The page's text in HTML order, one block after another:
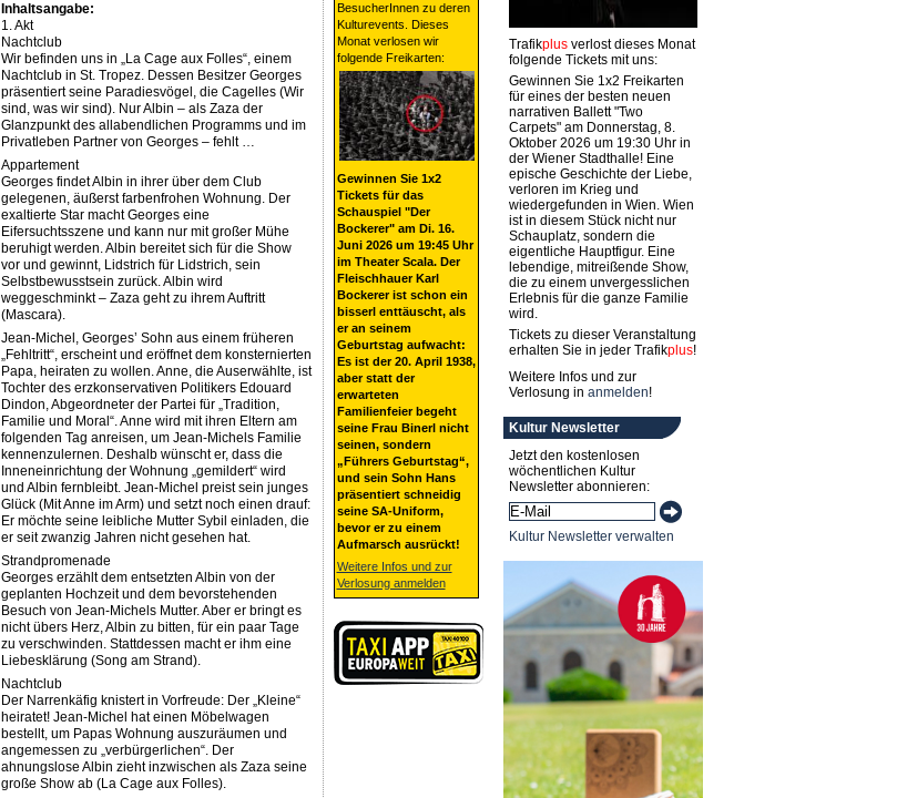
Inhaltsangabe:
1. Akt
Nachtclub
Wir befinden uns in „La Cage aux Folles“, einem
Nachtclub in St. Tropez. Dessen Besitzer Georges
präsentiert seine Paradiesvögel, die Cagelles (Wir
sind, was wir sind). Nur Albin – als Zaza der
Glanzpunkt des allabendlichen Programms und im
Privatleben Partner von Georges – fehlt …
Appartement
Georges findet Albin in ihrer über dem Club
gelegenen, äußerst farbenfrohen Wohnung. Der
exaltierte Star macht Georges eine
Eifersuchtsszene und kann nur mit großer Mühe
beruhigt werden. Albin bereitet sich für die Show
vor und gewinnt, Lidstrich für Lidstrich, sein
Selbstbewusstsein zurück. Albin wird
weggeschminkt – Zaza geht zu ihrem Auftritt
(Mascara).
Jean-Michel, Georges’ Sohn aus einem früheren
„Fehltritt“, erscheint und eröffnet dem konsternierten
Papa, heiraten zu wollen. Anne, die Auserwählte, ist
Tochter des erzkonservativen Politikers Edouard
Dindon, Abgeordneter der Partei für „Tradition,
Familie und Moral“. Anne wird mit ihren Eltern am
folgenden Tag anreisen, um Jean-Michels Familie
kennenzulernen. Deshalb wünscht er, dass die
Inneneinrichtung der Wohnung „gemildert“ wird
und Albin fernbleibt. Jean-Michel preist sein junges
Glück (Mit Anne im Arm) und setzt noch einen drauf:
Er möchte seine leibliche Mutter Sybil einladen, die
er seit zwanzig Jahren nicht gesehen hat.
Strandpromenade
Georges erzählt dem entsetzten Albin von der
geplanten Hochzeit und dem bevorstehenden
Besuch von Jean-Michels Mutter. Aber er bringt es
nicht übers Herz, Albin zu bitten, für ein paar Tage
zu verschwinden. Stattdessen macht er ihm eine
Liebesklärung (Song am Strand).
Nachtclub
Der Narrenkäfig knistert in Vorfreude: Der „Kleine“
heiratet! Jean-Michel hat einen Möbelwagen
bestellt, um Papas Wohnung auszuräumen und
angemessen zu „verbürgerlichen“. Der
ahnungslose Albin zieht inzwischen als Zaza seine
große Show ab (La Cage aux Folles).
BesucherInnen zu deren
Kulturevents. Dieses
Monat verlosen wir
folgende Freikarten:
Gewinnen Sie 1x2
Tickets für das
Schauspiel "Der
Bockerer" am Di. 16.
Juni 2026 um 19:45 Uhr
im Theater Scala. Der
Fleischhauer Karl
Bockerer ist schon ein
bisserl enttäuscht, als
er an seinem
Geburtstag aufwacht:
Es ist der 20. April 1938,
aber statt der
erwarteten
Familienfeier begeht
seine Frau Binerl nicht
seinen, sondern
„Führers Geburtstag“,
und sein Sohn Hans
präsentiert schneidig
seine SA-Uniform,
bevor er zu einem
Aufmarsch ausrückt!
Weitere Infos und zur
Verlosung anmelden
Trafikplusverlost dieses Monat
folgende Tickets mit uns:
Gewinnen Sie 1x2 Freikarten
für eines der besten neuen
narrativen Ballett "Two
Carpets" am Donnerstag, 8.
Oktober 2026 um 19:30 Uhr in
der Wiener Stadthalle! Eine
epische Geschichte der Liebe,
verloren im Krieg und
wiedergefunden in Wien. Wien
ist in diesem Stück nicht nur
Schauplatz, sondern die
eigentliche Hauptfigur. Eine
lebendige, mitreißende Show,
die zu einem unvergesslichen
Erlebnis für die ganze Familie
wird.
Tickets zu dieser Veranstaltung
erhalten Sie in jeder Trafikplus!
Weitere Infos und zur
Verlosung in anmelden!
Kultur Newsletter
Jetzt den kostenlosen
wöchentlichen Kultur
Newsletter abonnieren:
Kultur Newsletter verwalten